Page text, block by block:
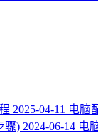
2025-04-11 电脑
骤) 2024-06-14 电